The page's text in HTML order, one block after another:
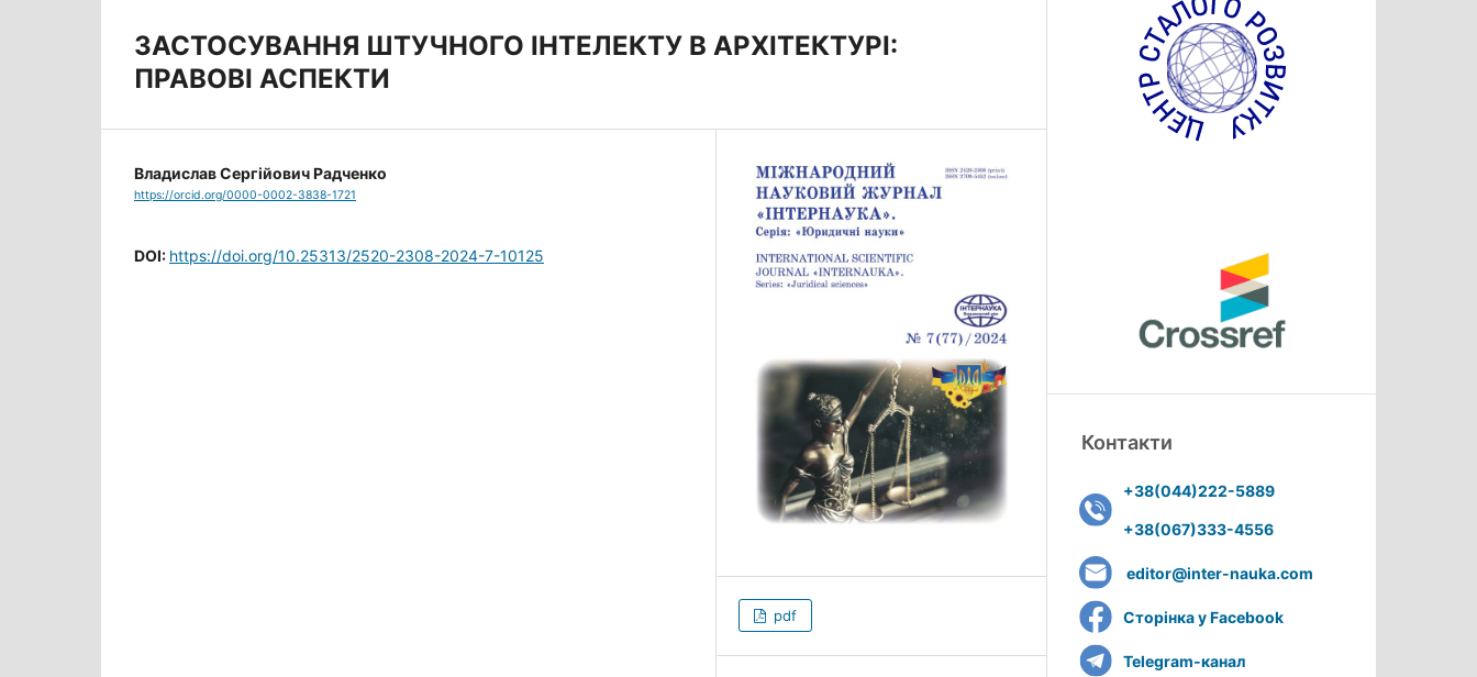
ЗАСТОСУВАННЯ ШТУЧНОГО ІНТЕЛЕКТУ В АРХІТЕКТУРІ:
ПРАВОВІ АСПЕКТИ
Владислав Сергійович Радченко
https://orcid.org/0000-0002-3838-1721
DOI: https://doi.org/10.25313/2520-2308-2024-7-10125
pdf
Контакти
+38(044)222-5889
+38(067)333-4556
editor@inter-nauka.com
Сторінка у Facebook
Telegram-канал